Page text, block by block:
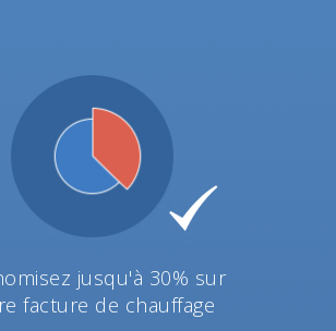
jusqu'à 30% sur
facture de chauffage